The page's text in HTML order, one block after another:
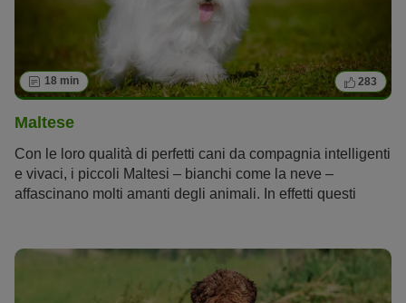
18 min 283
Maltese
Con le loro qualità di perfetti cani da compagnia intelligenti
e vivaci, i piccoli Maltesi – bianchi come la neve –
affascinano molti amanti degli animali. In effetti questi
volentieri cura del loro pelo morbido come la seta.